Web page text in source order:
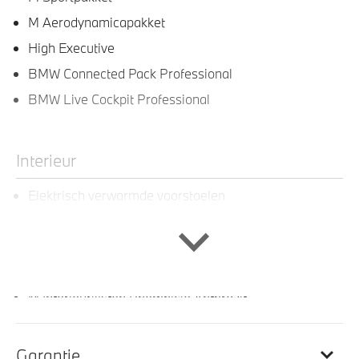
M Aerodynamicapakket
High Executive
BMW Connected Pack Professional
BMW Live Cockpit Professional
Interieur
Elektrisch verwarmde voorstoelen
M Interieurlijsten Rhombicle Anthrazit
M Hemelbekleding in Anthrazit uitgevoerd
In de breedte verstelbare rugleuning